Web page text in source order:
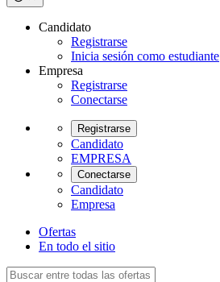
Candidato
Registrarse
Inicia sesión como estudiante
Empresa
Registrarse
Conectarse
Registrarse
Candidato
EMPRESA
Conectarse
Candidato
Empresa
Ofertas
En todo el sitio